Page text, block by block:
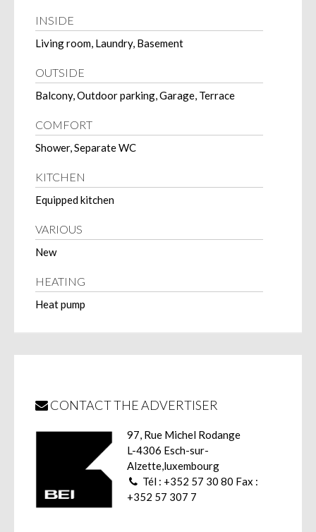
INSIDE
Living room, Laundry, Basement
OUTSIDE
Balcony, Outdoor parking, Garage, Terrace
COMFORT
Shower, Separate WC
KITCHEN
Equipped kitchen
VARIOUS
New
HEATING
Heat pump
CONTACT THE ADVERTISER
97, Rue Michel Rodange
L-4306 Esch-sur-
Alzette,luxembourg
Tél : +352 57 30 80 Fax :
+352 57 307 7